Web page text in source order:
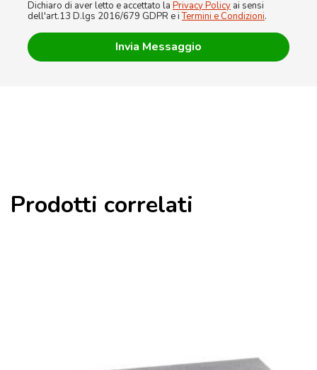
Dichiaro di aver letto e accettato la Privacy Policy ai sensi
dell'art.13 D.lgs 2016/679 GDPR e iTermini e Condizioni.
Prodotti correlati